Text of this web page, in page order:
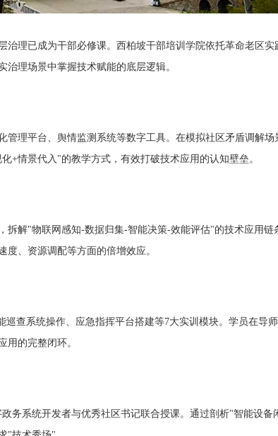
治理已成为干部必修课。西柏坡干部培训学院依托革命老区
理场景中掌握技术赋能的底层逻辑。
理平台、舆情监测系统等数字工具。在模拟社区矛盾调解场
+情景代入"的教学方式，有效打破技术应用的认知壁垒。
解"物联网感知-数据归集-智能决策-效能评估"的技术应用链
、资源调配等方面的倍增效应。
系统操作、应急指挥平台搭建等7大实训模块。学员在导
用的完整闭环。
系统开发者与优秀社区书记联合授课。通过剖析"智能设备